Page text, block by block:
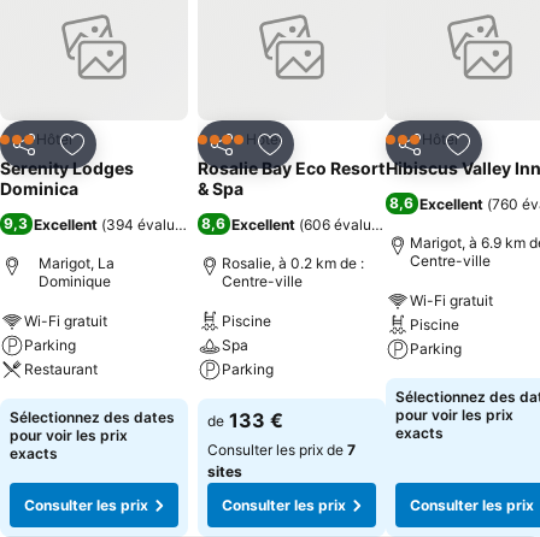
PartagerAjouter à mes favoris
3 ÉtoilesHôtel
Serenity Lodges
Dominica
9,3 Excellent (394 évaluations)
Marigot, La
Dominique
Wi-Fi gratuit
Parking
Restaurant
Sélectionnez des dates
pour voir les prix
exacts
Consulter les prix
PartagerAjouter à mes favoris
4 ÉtoilesHôtel
Rosalie Bay Eco Resort
& Spa
8,6 Excellent (606 évaluations
Rosalie, à 0.2 km de :
Centre-ville
Piscine
Spa
Parking
de 133 €
Consulter les prix de 7
sites
Consulter les prix
PartagerAjouter
3 ÉtoilesHôtel
Hibiscus Valley Inn
8,6 Excellent (760
Marigot, à 6.9 km
Centre-ville
Wi-Fi gratuit
Piscine
Parking
Sélectionnez des
pour voir les prix
exacts
Consulter les prix